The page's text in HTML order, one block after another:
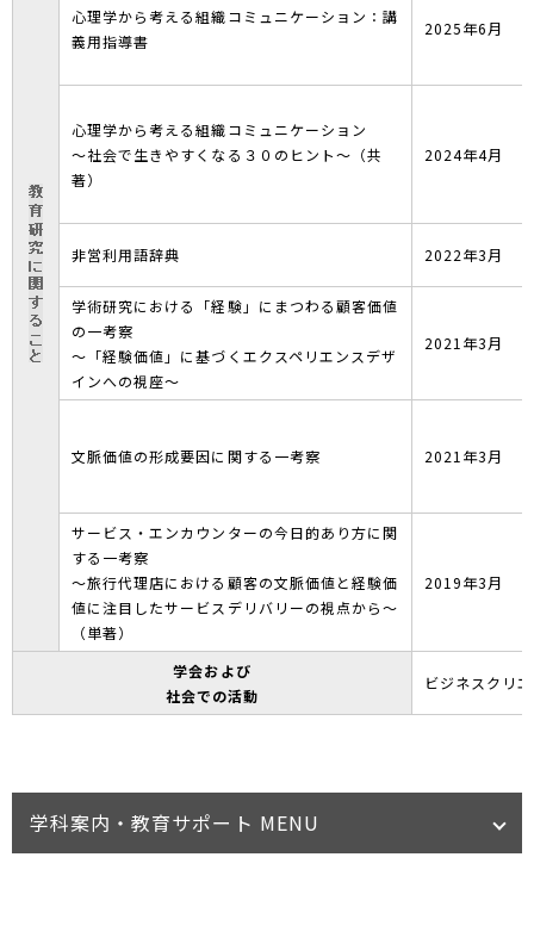
心理学から考える組織コミュニケーション：講
義用指導書
2025年6月
心理学から考える組織コミュニケーション
～社会で生きやすくなる３０のヒント～（共
著）
2024年4月
非営利用語辞典 2022年3月
学術研究における「経験」にまつわる顧客価値
の一考察
～「経験価値」に基づくエクスペリエンスデザ
インへの視座～
2021年3月
文脈価値の形成要因に関する一考察 2021年3月
サービス・エンカウンターの今日的あり方に関
する一考察
～旅行代理店における顧客の文脈価値と経験価
値に注目したサービスデリバリーの視点から～
（単著）
2019年3月
学会および
社会での活動
ビジネスクリ
学科案内・教育サポート MENU